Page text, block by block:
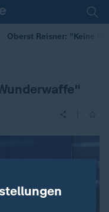
Oberst Reisner: "Keine